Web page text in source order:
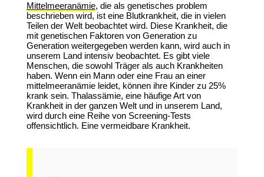
Mittelmeeranämie, die als genetisches problem
beschrieben wird, ist eine Blutkrankheit, die in vielen
Teilen der Welt beobachtet wird. Diese Krankheit, die
mit genetischen Faktoren von Generation zu
Generation weitergegeben werden kann, wird auch in
unserem Land intensiv beobachtet. Es gibt viele
Menschen, die sowohl Träger als auch Krankheiten
haben. Wenn ein Mann oder eine Frau an einer
mittelmeeranämie leidet, können ihre Kinder zu 25%
krank sein. Thalassämie, eine häufige Art von
Krankheit in der ganzen Welt und in unserem Land,
wird durch eine Reihe von Screening-Tests
offensichtlich. Eine vermeidbare Krankheit.